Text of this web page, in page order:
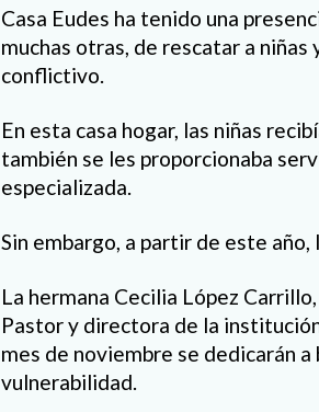
Casa Eudes ha tenido una
muchas otras, de rescatar a
conflictivo.
En esta casa hogar, las niñas
también se les proporcionaba
especializada.
Sin embargo, a partir de este año,
La hermana Cecilia López
Pastor y directora de la
mes de noviembre se dedicarán
vulnerabilidad.